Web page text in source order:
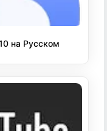
на Русском